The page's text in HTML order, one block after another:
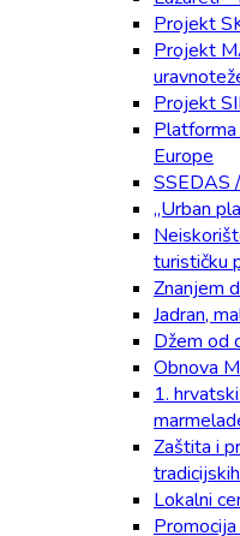
Projekt
Projekt
Projekt
Platforma
Europe
SSEDAS
„Urban
turističku
Znanjem
Jadran,
Džem od
Obnova
1.
Zaštita i
Lokalni